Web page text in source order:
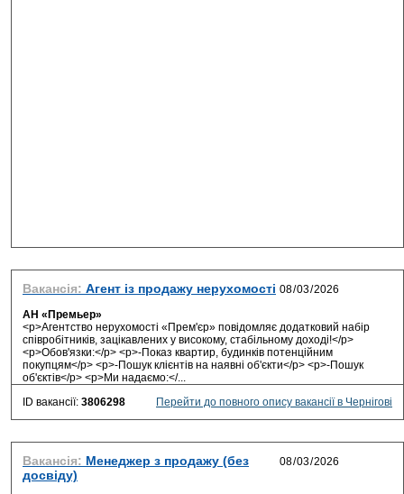
Вакансія: Агент із продажу нерухомості
АН «Премьер»
<p>Агентство нерухомості «Прем'єр» повідомляє додатковий набір
співробітників, зацікавлених у високому, стабільному доході!</p>
<p>Обов'язки:</p> <p>-Показ квартир, будинків потенційним
покупцям</p> <p>-Пошук клієнтів на наявні об'єкти</p> <p>-Пошук
об'єктів</p> <p>Ми надаємо:</...
ID вакансії: 3806298 Перейти до повного опису вакансії в Чернігові
Вакансія: Менеджер з продажу (без
досвіду)